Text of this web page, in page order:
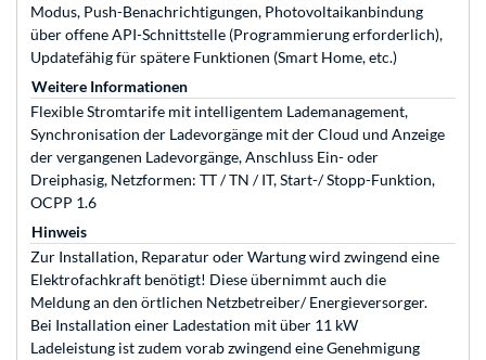
Modus, Push-Benachrichtigungen, Photovoltaikanbindung
über offene API-Schnittstelle (Programmierung erforderlich),
Updatefähig für spätere Funktionen (Smart Home, etc.)
Weitere Informationen
Flexible Stromtarife mit intelligentem Lademanagement,
Synchronisation der Ladevorgänge mit der Cloud und Anzeige
der vergangenen Ladevorgänge, Anschluss Ein- oder
Dreiphasig, Netzformen: TT / TN / IT, Start-/ Stopp-Funktion,
OCPP 1.6
Hinweis
Zur Installation, Reparatur oder Wartung wird zwingend eine
Elektrofachkraft benötigt! Diese übernimmt auch die
Meldung an den örtlichen Netzbetreiber/ Energieversorger.
Bei Installation einer Ladestation mit über 11 kW
Ladeleistung ist zudem vorab zwingend eine Genehmigung